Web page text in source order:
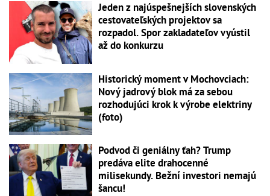
Jeden z najúspešnejších slovenských
cestovateľských projektov sa
rozpadol. Spor zakladateľov vyústil
až do konkurzu
Historický moment v Mochovciach:
Nový jadrový blok má za sebou
rozhodujúci krok k výrobe elektriny
(foto)
Podvod či geniálny ťah? Trump
predáva elite drahocenné
milisekundy. Bežní investori nemajú
šancu!